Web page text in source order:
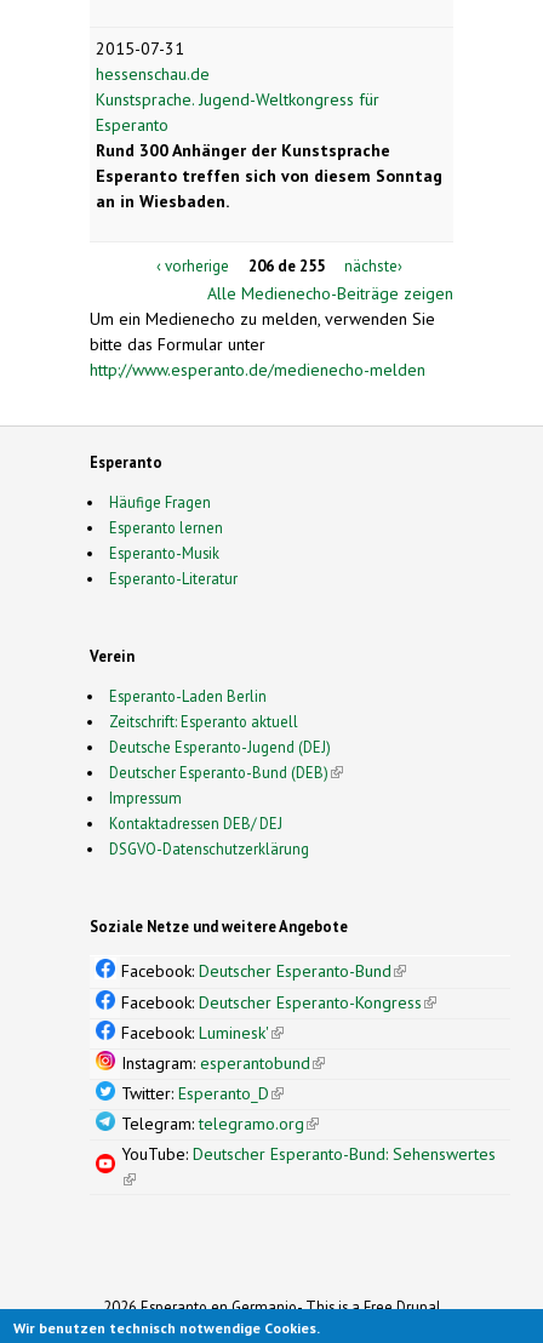
2015-07-31
hessenschau.de
Kunstsprache. Jugend-Weltkongress für
Esperanto
Rund 300 Anhänger der Kunstsprache
Esperanto treffen sich von diesem Sonntag
an in Wiesbaden.
‹ vorherige 206 de 255 nächste›
Alle Medienecho-Beiträge zeigen
Um ein Medienecho zu melden, verwenden Sie
bitte das Formular unter
http://www.esperanto.de/medienecho-melden
Esperanto
Häufige Fragen
Esperanto lernen
Esperanto-Musik
Esperanto-Literatur
Verein
Esperanto-Laden Berlin
Zeitschrift: Esperanto aktuell
Deutsche Esperanto-Jugend (DEJ)
Deutscher Esperanto-Bund (DEB)(link is external)
Impressum
Kontaktadressen DEB/ DEJ
DSGVO-Datenschutzerklärung
Soziale Netze und weitere Angebote
Facebook: Deutscher Esperanto-Bund(link is
external)
Facebook: Deutscher Esperanto-Kongress(link is
Facebook: Luminesk'(link is external)
Instagram: esperantobund(link is external)
Twitter: Esperanto_D(link is external)
Telegram:telegramo.org(link is external)
YouTube: Deutscher Esperanto-Bund: Sehenswertes
(link is external)
2026 Esperanto en Germanio- This is a Free Drupal
Theme
Wir benutzen technisch notwendige Cookies.